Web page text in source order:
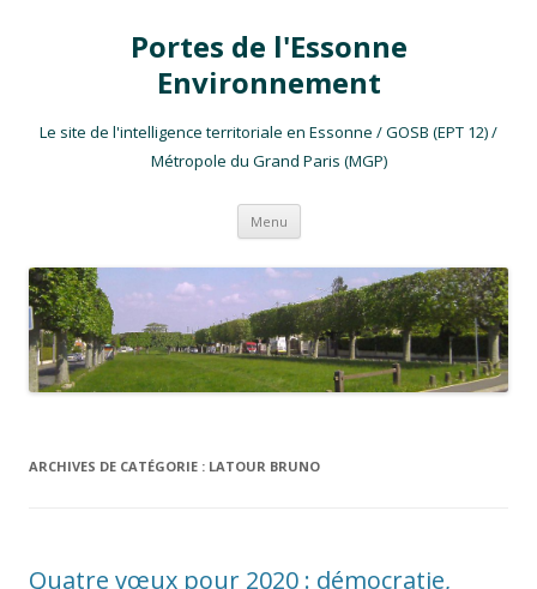
Portes de l'Essonne
Environnement
Le site de l'intelligence territoriale en Essonne / GOSB (EPT 12) /
Métropole du Grand Paris (MGP)
Menu Aller au contenu
ARCHIVES DE CATÉGORIE : LATOUR BRUNO
Quatre vœux pour 2020 : démocratie,